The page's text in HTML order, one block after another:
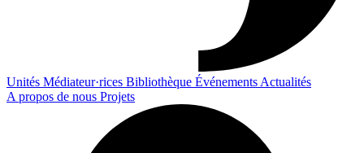
Unités Médiateur·rices Bibliothèque Événements Actualités
A propos de nous Projets